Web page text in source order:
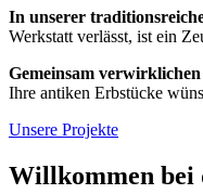
In unserer
Werkstatt verlässt, ist ein
Gemeinsam
Ihre antiken Erbstücke
Unsere Projekte
Willkommen bei